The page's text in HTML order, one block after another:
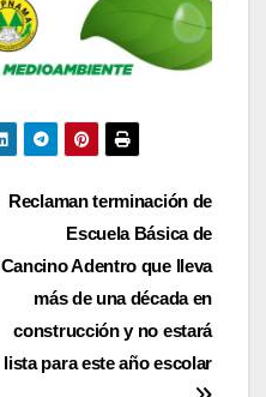
Reclaman terminación de
Escuela Básica de
Cancino Adentro que lleva
más de una década en
construcción y no estará
lista para este año escolar